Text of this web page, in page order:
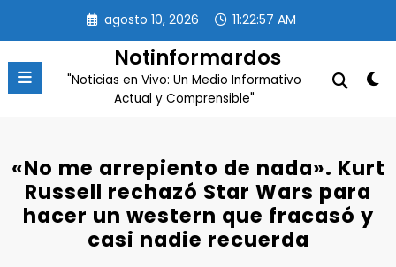
contenido
agosto 10, 2026 11:22:58 AM
Notinformardos
"Noticias en Vivo: Un Medio Informativo
Actual y Comprensible"
«No me arrepiento de nada». Kurt
Russell rechazó Star Wars para
hacer un western que fracasó y
casi nadie recuerda